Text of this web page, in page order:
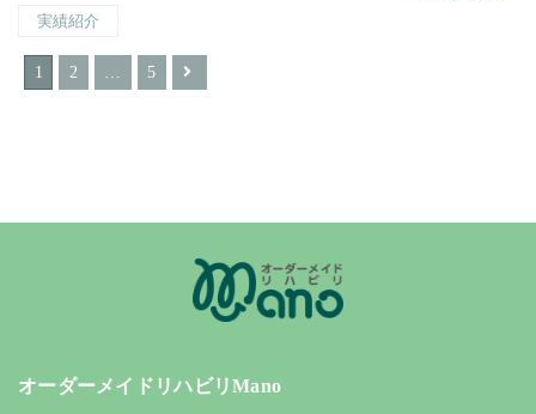
実績紹介
1 2 … 5
オーダーメイドリハビリMano